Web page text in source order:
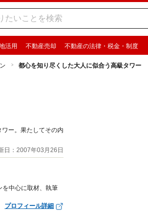
活用 不動産売却 不動産の法律・税金・制度
都心を知り尽くした大人に似合う高級タワー
ー。果たしてその内
日：2007年03月26日
を中心に取材、執筆
プロフィール詳細